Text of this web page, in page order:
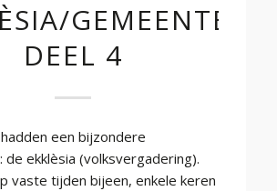
GEMEENTE
DEEL 4
een bijzondere
ekklèsia (volksvergadering).
vaste tijden bijeen, enkele keren